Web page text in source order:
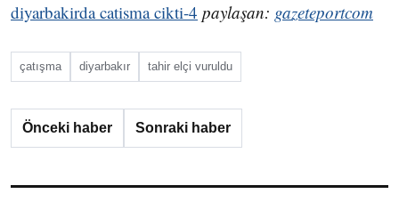
diyarbakirda catisma cikti-4 paylaşan: gazeteportcom
çatışma diyarbakır tahir elçi vuruldu
Önceki haber Sonraki haber